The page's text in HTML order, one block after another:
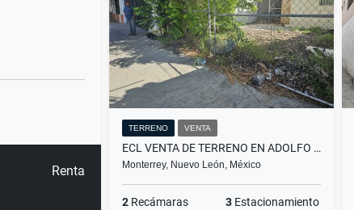
Renta
TERRENO VENTA
ECL VENTA DE TERRENO EN ADOLFO PRIETO LA OBRERA MONTERRET
Monterrey, Nuevo León, México
2 Recámaras 3 Estacionamiento